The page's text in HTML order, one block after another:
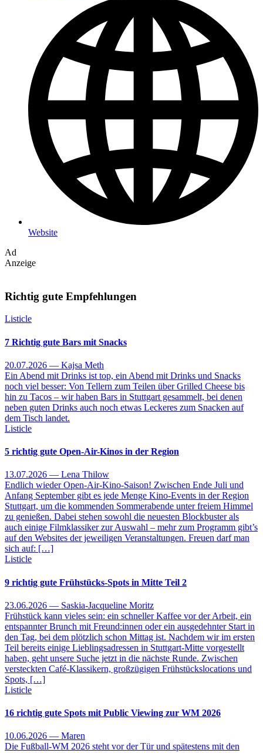
Website
Ad
Anzeige
Richtig gute Empfehlungen
Listicle
7 Richtig gute Bars mit Snacks
20.07.2026 — Kajsa Meth
Ein Abend mit Drinks ist top, ein Abend mit Drinks und Snacks
noch viel besser: Von Tellern zum Teilen über Grilled Cheese bis
hin zu Tacos – wir haben Bars in Stuttgart gesammelt, bei denen
neben guten Drinks auch noch etwas Leckeres zum Snacken auf
dem Tisch landet.
Listicle
5 richtig gute Open-Air-Kinos in der Region
13.07.2026 — Lena Thilow
Endlich wieder Open-Air-Kino-Saison! Zwischen Ende Juli und
Anfang September gibt es jede Menge Kino-Events in der Region
Stuttgart, um die kommenden Sommerabende unter freiem Himmel
zu genießen. Dabei stehen sowohl die neuesten Blockbuster als
auch einige Filmklassiker zur Auswahl – mehr zum Programm gibt’s
auf den Websites der jeweiligen Veranstaltungen. Freuen darf man
sich auf: […]
Listicle
9 richtig gute Frühstücks-Spots in Mitte Teil 2
23.06.2026 — Saskia-Jacqueline Moritz
Frühstück kann vieles sein: ein schneller Kaffee vor der Arbeit, ein
entspannter Brunch mit Freund:innen oder ein ausgedehnter Start in
den Tag, bei dem plötzlich schon Mittag ist. Nachdem wir im ersten
Teil bereits einige Lieblingsadressen in Stuttgart-Mitte vorgestellt
haben, geht unsere Suche jetzt in die nächste Runde. Zwischen
versteckten Café-Klassikern, großzügigen Frühstückslocations und
Spots, […]
Listicle
16 richtig gute Spots mit Public Viewing zur WM 2026
10.06.2026 — Maren
Die Fußball-WM 2026 steht vor der Tür und spätestens mit den